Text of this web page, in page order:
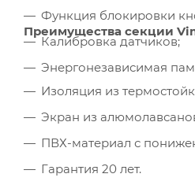
Функция блокировки
Калибровка датчиков;
Энергонезависимая
Преимущества секции
Изоляция из
Экран из
ПВХ-материал с
Гарантия 20 лет.